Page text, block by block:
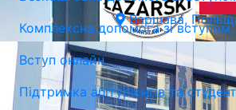
Варшава,
Комплексна допомога зі
Вступ онлайн
Підтримка абітурієнтів та